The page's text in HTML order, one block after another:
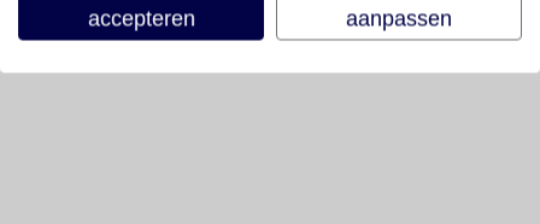
accepteren
aanpassen